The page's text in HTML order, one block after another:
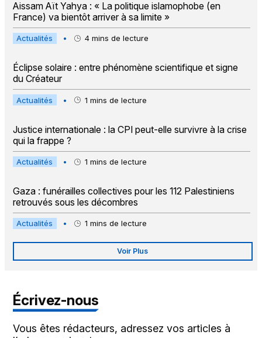
Aissam Aït Yahya : « La politique islamophobe (en
France) va bientôt arriver à sa limite »
Actualités • 4 mins de lecture
Éclipse solaire : entre phénomène scientifique et signe
du Créateur
Actualités • 1 mins de lecture
Justice internationale : la CPI peut-elle survivre à la crise
qui la frappe ?
Actualités • 1 mins de lecture
Gaza : funérailles collectives pour les 112 Palestiniens
retrouvés sous les décombres
Actualités • 1 mins de lecture
Voir Plus
Écrivez-nous
Vous êtes rédacteurs, adressez vos articles à